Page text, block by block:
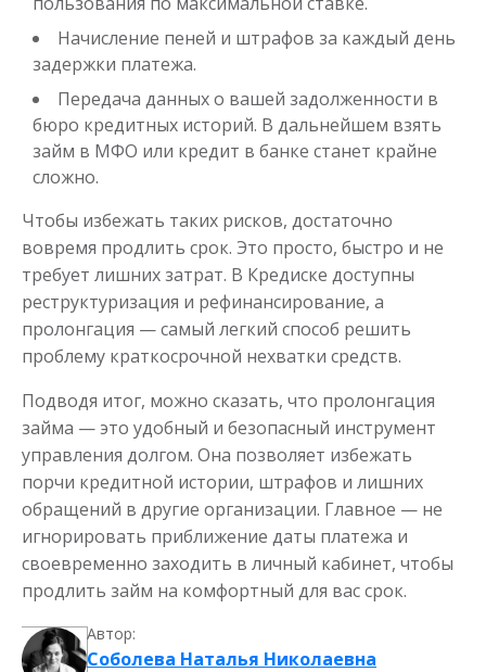
Начисление пеней и штрафов за каждый день
задержки платежа.
Передача данных о вашей задолженности в
бюро кредитных историй. В дальнейшем взять
займ в МФО или кредит в банке станет крайне
сложно.
Чтобы избежать таких рисков, достаточно
вовремя продлить срок. Это просто, быстро и не
требует лишних затрат. В Кредиске доступны
реструктуризация и рефинансирование, а
пролонгация — самый легкий способ решить
проблему краткосрочной нехватки средств.
Подводя итог, можно сказать, что пролонгация
займа — это удобный и безопасный инструмент
управления долгом. Она позволяет избежать
порчи кредитной истории, штрафов и лишних
обращений в другие организации. Главное — не
игнорировать приближение даты платежа и
своевременно заходить в личный кабинет, чтобы
продлить займ на комфортный для вас срок.
Автор:
Соболева Наталья Николаевна